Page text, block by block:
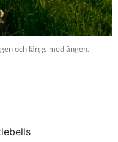
och längs med ängen.